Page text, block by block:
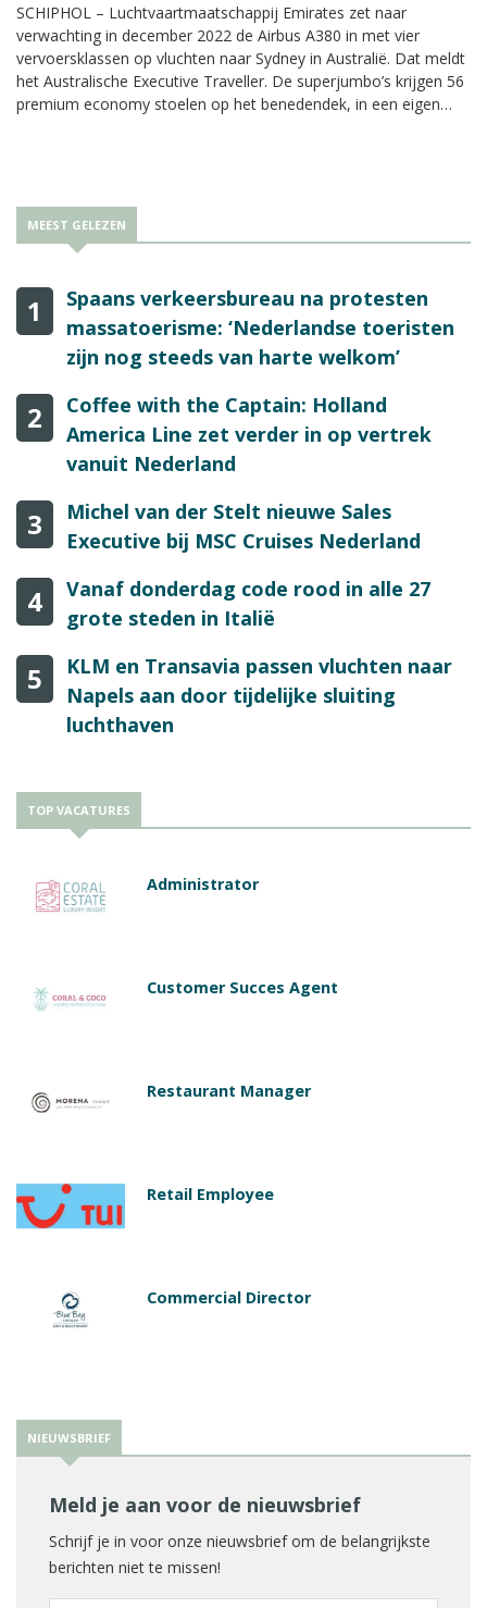
SCHIPHOL – Luchtvaartmaatschappij Emirates zet naar
verwachting in december 2022 de Airbus A380 in met vier
vervoersklassen op vluchten naar Sydney in Australië. Dat meldt
het Australische Executive Traveller. De superjumbo’s krijgen 56
premium economy stoelen op het benedendek, in een eigen
MEEST GELEZEN
1
Spaans verkeersbureau na protesten
massatoerisme: ‘Nederlandse toeristen
zijn nog steeds van harte welkom’
2
Coffee with the Captain: Holland
America Line zet verder in op vertrek
vanuit Nederland
3
Michel van der Stelt nieuwe Sales
Executive bij MSC Cruises Nederland
4
Vanaf donderdag code rood in alle 27
grote steden in Italië
5
KLM en Transavia passen vluchten naar
Napels aan door tijdelijke sluiting
luchthaven
TOP VACATURES
Administrator
Customer Succes Agent
Restaurant Manager
Retail Employee
Commercial Director
NIEUWSBRIEF
Meld je aan voor de nieuwsbrief
Schrijf je in voor onze nieuwsbrief om de belangrijkste
berichten niet te missen!